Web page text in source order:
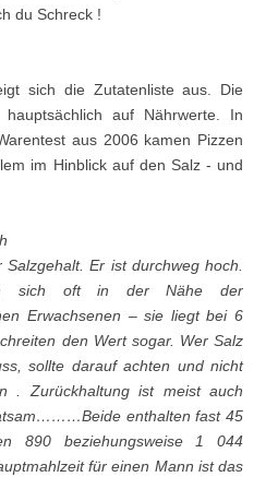
du Schreck !
sich die Zutatenliste aus. Die
auf Nährwerte. In
aus 2006 kamen Pizzen
im Hinblick auf den Salz - und
Er ist durchweg hoch.
sich oft in der Nähe der
Erwachsenen – sie liegt bei 6
den Wert sogar. Wer Salz
sollte darauf achten und nicht
. Zurückhaltung ist meist auch
enthalten fast 45
890 beziehungsweise 1 044
für einen Mann ist das